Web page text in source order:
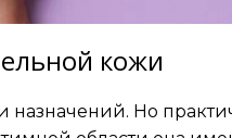
кожи
Но